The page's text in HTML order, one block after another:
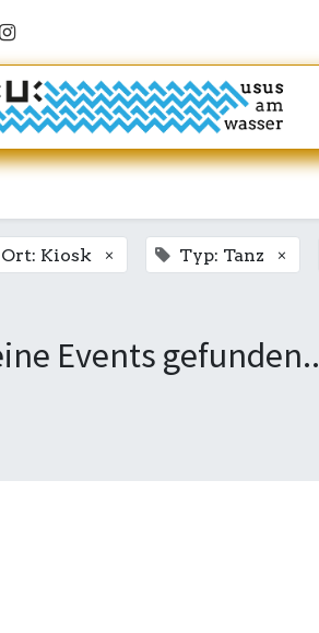
Ort: Kiosk × Typ: Tanz ×
Events gefunden..